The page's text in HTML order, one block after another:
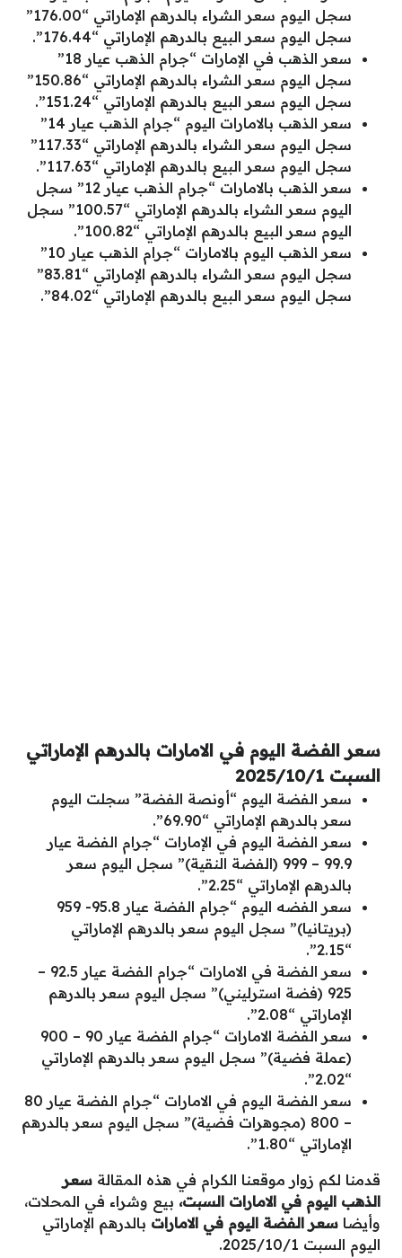
سجل اليوم سعر الشراء بالدرهم الإماراتي “176.00”
سجل اليوم سعر البيع بالدرهم الإماراتي “176.44”.
سعر الذهب في الإمارات “جرام الذهب عيار 18”
سجل اليوم سعر الشراء بالدرهم الإماراتي “150.86”
سجل اليوم سعر البيع بالدرهم الإماراتي “151.24”.
سعر الذهب بالامارات اليوم “جرام الذهب عيار 14”
سجل اليوم سعر الشراء بالدرهم الإماراتي “117.33”
سجل اليوم سعر البيع بالدرهم الإماراتي “117.63”.
سعر الذهب بالامارات “جرام الذهب عيار 12” سجل
اليوم سعر الشراء بالدرهم الإماراتي “100.57” سجل
اليوم سعر البيع بالدرهم الإماراتي “100.82”.
سعر الذهب اليوم بالامارات “جرام الذهب عيار 10”
سجل اليوم سعر الشراء بالدرهم الإماراتي “83.81”
سجل اليوم سعر البيع بالدرهم الإماراتي “84.02”.
سعر الفضة اليوم في الامارات بالدرهم الإماراتي
السبت 2025/10/1
سعر الفضة اليوم “أونصة الفضة” سجلت اليوم
سعر بالدرهم الإماراتي “69.90”.
سعر الفضة اليوم في الإمارات “جرام الفضة عيار
99.9 – 999 (الفضة النقية)” سجل اليوم سعر
بالدرهم الإماراتي “2.25”.
سعر الفضه اليوم “جرام الفضة عيار 95.8- 959
(بريتانيا)” سجل اليوم سعر بالدرهم الإماراتي
“2.15”.
سعر الفضة في الامارات “جرام الفضة عيار 92.5 –
925 (فضة استرليني)” سجل اليوم سعر بالدرهم
الإماراتي “2.08”.
سعر الفضة الامارات “جرام الفضة عيار 90 – 900
(عملة فضية)” سجل اليوم سعر بالدرهم الإماراتي
“2.02”.
سعر الفضة اليوم في الامارات “جرام الفضة عيار 80
– 800 (مجوهرات فضية)” سجل اليوم سعر بالدرهم
الإماراتي “1.80”.
قدمنا لكم زوار موقعنا الكرام في هذه المقالة سعر
الذهب اليوم في الامارات السبت، بيع وشراء في المحلات،
وأيضا سعر الفضة اليوم في الامارات بالدرهم الإماراتي
اليوم السبت 2025/10/1.